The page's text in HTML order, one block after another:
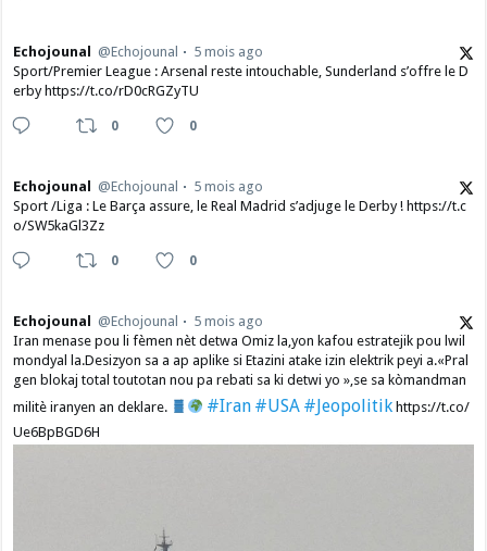
Echojounal @Echojounal
5 mois ago
Sport/Premier League : Arsenal reste intouchable, Sunderland s’offre le D
erby https://t.co/rD0cRGZyTU
0 0
Echojounal @Echojounal
5 mois ago
Sport /Liga : Le Barça assure, le Real Madrid s’adjuge le Derby ! https://t.c
o/SW5kaGl3Zz
0 0
Echojounal @Echojounal
5 mois ago
Iran menase pou li fèmen nèt detwa Omiz la,yon kafou estratejik pou lwil
mondyal la.Desizyon sa a ap aplike si Etazini atake izin elektrik peyi a.​«Pral
gen blokaj total toutotan nou pa rebati sa ki detwi yo »,se sa kòmandman
militè iranyen an deklare.
#Iran #USA #Jeopolitikhttps://t.co/
Ue6BpBGD6H